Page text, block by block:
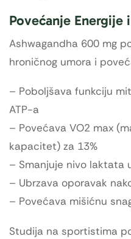
Povećanje
Ashwagandha 600 mg
hroničnog umora i
– Poboljšava funkciju
ATP-a
– Povećava VO2 max
kapacitet) za 13%
– Smanjuje nivo laktata
– Ubrzava oporavak
– Povećava mišićnu
Studija na sportistima